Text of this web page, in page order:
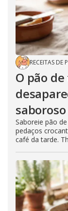
RECEITAS DE
O pão
Saboreie pão
pedaços
café da tarde.